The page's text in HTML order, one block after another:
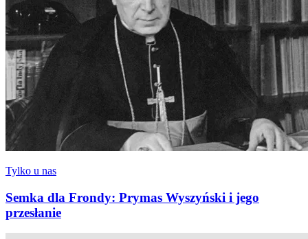
Tylko u nas
Semka dla Frondy: Prymas Wyszyński i jego
przesłanie